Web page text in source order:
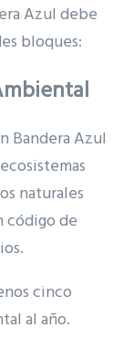
Azul debe
bloques:
Bandera Azul
naturales
código de
cinco
al año.